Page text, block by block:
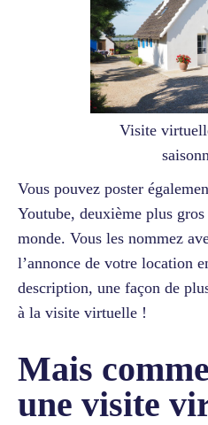
Visite
Vous pouvez poster
Youtube, deuxième plus
monde. Vous les nommez
l’annonce de votre location
description, une façon de
à la visite virtuelle !
Mais
une visite